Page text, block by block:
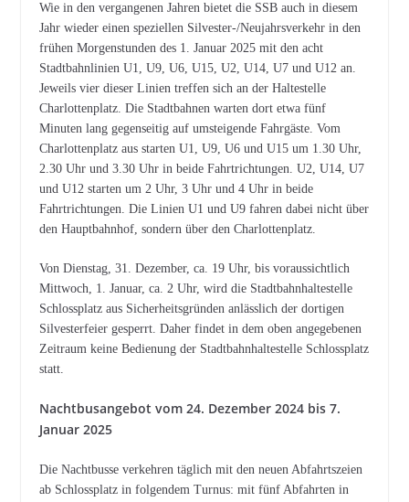
Wie in den vergangenen Jahren bietet die SSB auch in diesem
Jahr wieder einen speziellen Silvester-/Neujahrsverkehr in den
frühen Morgenstunden des 1. Januar 2025 mit den acht
Stadtbahnlinien U1, U9, U6, U15, U2, U14, U7 und U12 an.
Jeweils vier dieser Linien treffen sich an der Haltestelle
Charlottenplatz. Die Stadtbahnen warten dort etwa fünf
Minuten lang gegenseitig auf umsteigende Fahrgäste. Vom
Charlottenplatz aus starten U1, U9, U6 und U15 um 1.30 Uhr,
2.30 Uhr und 3.30 Uhr in beide Fahrtrichtungen. U2, U14, U7
und U12 starten um 2 Uhr, 3 Uhr und 4 Uhr in beide
Fahrtrichtungen. Die Linien U1 und U9 fahren dabei nicht über
den Hauptbahnhof, sondern über den Charlottenplatz.
Von Dienstag, 31. Dezember, ca. 19 Uhr, bis voraussichtlich
Mittwoch, 1. Januar, ca. 2 Uhr, wird die Stadtbahnhaltestelle
Schlossplatz aus Sicherheitsgründen anlässlich der dortigen
Silvesterfeier gesperrt. Daher findet in dem oben angegebenen
Zeitraum keine Bedienung der Stadtbahnhaltestelle Schlossplatz
statt.
Nachtbusangebot vom 24. Dezember 2024 bis 7.
Januar 2025
Die Nachtbusse verkehren täglich mit den neuen Abfahrtszeien
ab Schlossplatz in folgendem Turnus: mit fünf Abfahrten in